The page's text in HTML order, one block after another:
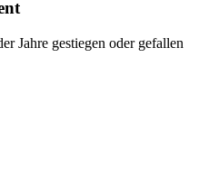
Jahre gestiegen oder gefallen